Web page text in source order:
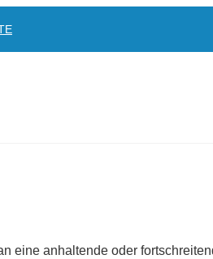
eine anhaltende oder